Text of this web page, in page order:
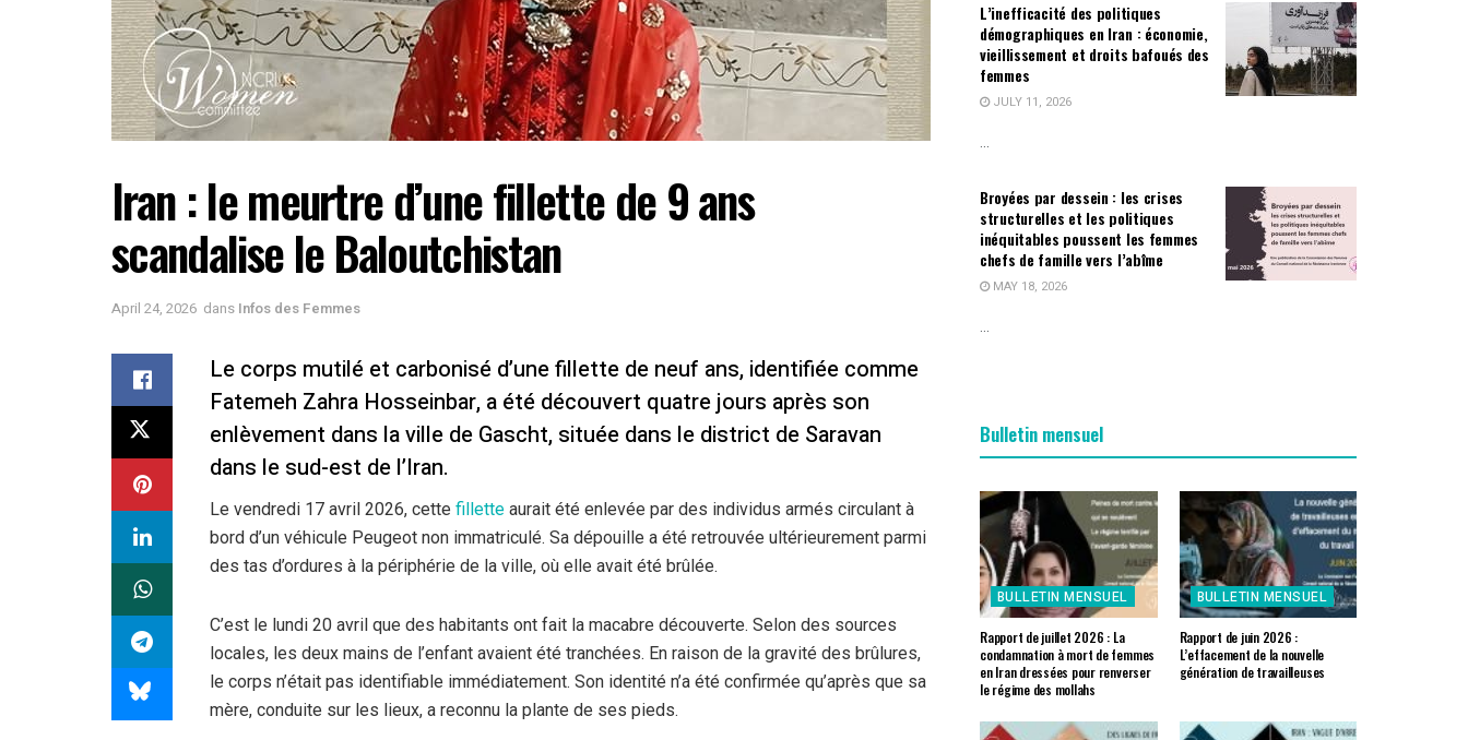
Iran : le meurtre d’une fillette de 9 ans
scandalise le Baloutchistan
April 24, 2026 dans Infos des Femmes
Le corps mutilé et carbonisé d’une fillette de neuf ans, identifiée comme
Fatemeh Zahra Hosseinbar, a été découvert quatre jours après son
enlèvement dans la ville de Gascht, située dans le district de Saravan
dans le sud-est de l’Iran.
Le vendredi 17 avril 2026, cette fillette aurait été enlevée par des individus armés circulant à
bord d’un véhicule Peugeot non immatriculé. Sa dépouille a été retrouvée ultérieurement parmi
des tas d’ordures à la périphérie de la ville, où elle avait été brûlée.
C’est le lundi 20 avril que des habitants ont fait la macabre découverte. Selon des sources
locales, les deux mains de l’enfant avaient été tranchées. En raison de la gravité des brûlures,
le corps n’était pas identifiable immédiatement. Son identité n’a été confirmée qu’après que sa
mère, conduite sur les lieux, a reconnu la plante de ses pieds.
L’inefficacité des politiques
démographiques en Iran : économie,
vieillissement et droits bafoués des
femmes
JULY 11, 2026
Broyées par dessein : les crises
structurelles et les politiques
inéquitables poussent les femmes
chefs de famille vers l’abîme
MAY 18, 2026
Bulletin mensuel
BULLETIN MENSUEL
Rapport de juillet 2026 : La
condamnation à mort de femmes
en Iran dressées pour renverser
le régime des mollahs
BULLETIN MENSUEL
Rapport de juin 2026 :
L’effacement de la nouvelle
génération de travailleuses